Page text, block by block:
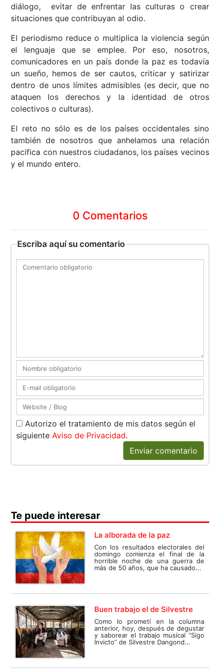
diálogo, evitar de enfrentar las culturas o crear
situaciones que contribuyan al odio.
El periodismo reduce o multiplica la violencia según
el lenguaje que se emplee. Por eso, nosotros,
comunicadores en un país donde la paz es todavía
un sueño, hemos de ser cautos, criticar y satirizar
dentro de unos límites admisibles (es decir, que no
ataquen los derechos y la identidad de otros
colectivos o culturas).
El reto no sólo es de los países occidentales sino
también de nosotros que anhelamos una relación
pacifica con nuestros ciudadanos, los países vecinos
y el mundo entero.
0 Comentarios
Escriba aquí su comentario
Autorizo el tratamiento de mis datos según el
siguiente Aviso de Privacidad.
Enviar comentario
Te puede interesar
La alborada de la paz
Con los resultados electorales del
domingo comienza el final de la
horrible noche de una guerra de
más de 50 años, que ha causado...
Buen trabajo el de Silvestre
Como lo prometí en la columna
anterior, hoy, después de degustar
y saborear el trabajo musical “Sigo
Invicto” de Silvestre Dangond...